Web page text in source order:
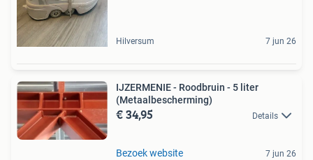
Hilversum 7 jun 26
IJZERMENIE - Roodbruin - 5 liter
(Metaalbescherming)
€ 34,95 Details
Bezoek website 7 jun 26